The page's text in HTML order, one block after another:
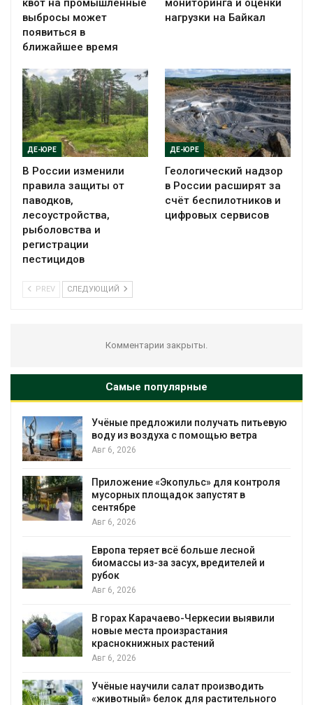
квот на промышленные
выбросы может
появиться в
ближайшее время
мониторинга и оценки
нагрузки на Байкал
ДЕ-ЮРЕ
В России изменили
правила защиты от
паводков,
лесоустройства,
рыболовства и
регистрации
пестицидов
ДЕ-ЮРЕ
Геологический надзор
в России расширят за
счёт беспилотников и
цифровых сервисов
PREV СЛЕДУЮЩИЙ
Комментарии закрыты.
Самые популярные
получать питьевую
с помощью ветра
«Экопульс» для контроля
запустят в
всё больше лесной
за засух, вредителей и
Черкесии выявили
произрастания
растений
салат производить
белок для растительного
В пяти
более 800
Новый порядок
В Ирбите
В Домодедове
Изменение
бабочек по